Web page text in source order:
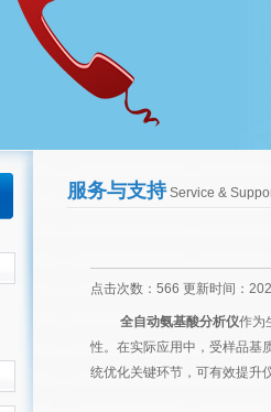
服务与支持Service &
点击次数：566 更新时间：
全自动氨基酸分析仪作为
性。在实际应用中，受样品基
统优化关键环节，可有效提升